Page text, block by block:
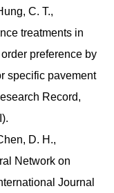
C. T.,
treatments in
preference by
specific pavement
Record,
D. H.,
Network on
Journal